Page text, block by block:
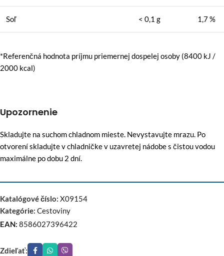
Soľ < 0,1 g 1,7 %
*Referenčná hodnota príjmu priemernej dospelej osoby (8400 kJ /
2000 kcal)
Upozornenie
Skladujte na suchom chladnom mieste. Nevystavujte mrazu. Po
otvorení skladujte v chladničke v uzavretej nádobe s čistou vodou
maximálne po dobu 2 dní.
Katalógové číslo: X09154
Kategórie: Cestoviny
EAN: 8586027396422
Zdieľať: